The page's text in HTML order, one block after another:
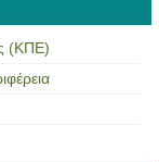
(ΚΠΕ)